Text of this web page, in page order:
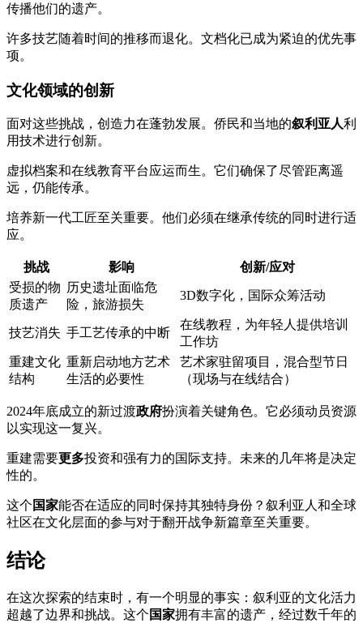
传播他们的遗产。
许多技艺随着时间的推移而退化。文档化已成为紧迫的优先事
项。
文化领域的创新
面对这些挑战，创造力在蓬勃发展。侨民和当地的叙利亚人利
用技术进行创新。
虚拟档案和在线教育平台应运而生。它们确保了尽管距离遥
远，仍能传承。
培养新一代工匠至关重要。他们必须在继承传统的同时进行适
应。
挑战 影响
创新/应对
受损的物
质遗产
历史遗址面临危
险，旅游损失
3D数字化，国际众筹活动
技艺消失 手工艺传承的中断
在线教程，为年轻人提供培训
工作坊
重建文化
结构
重新启动地方艺术
生活的必要性
艺术家驻留项目，混合型节日
（现场与在线结合）
2024年底成立的新过渡政府扮演着关键角色。它必须动员资源
以实现这一复兴。
重建需要更多投资和强有力的国际支持。未来的几年将是决定
性的。
这个 国家能否在适应的同时保持其独特身份？叙利亚人和全球
社区在文化层面的参与对于翻开战争新篇章至关重要。
结论
在这次探索的结束时，有一个明显的事实：叙利亚的文化活力
超越了边界和挑战。这个 国家拥有丰富的遗产，经过数千年的